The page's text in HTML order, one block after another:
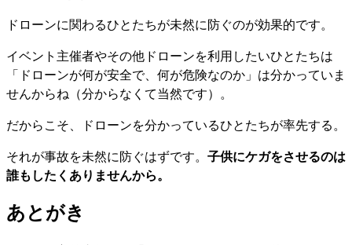
ドローンに関わるひとたちが未然に防ぐのが効果的です。
イベント主催者やその他ドローンを利用したいひとたちは
「ドローンが何が安全で、何が危険なのか」は分かっていま
せんからね（分からなくて当然です）。
だからこそ、ドローンを分かっているひとたちが率先する。
それが事故を未然に防ぐはずです。 子供にケガをさせるのは
誰もしたくありませんから。
あとがき